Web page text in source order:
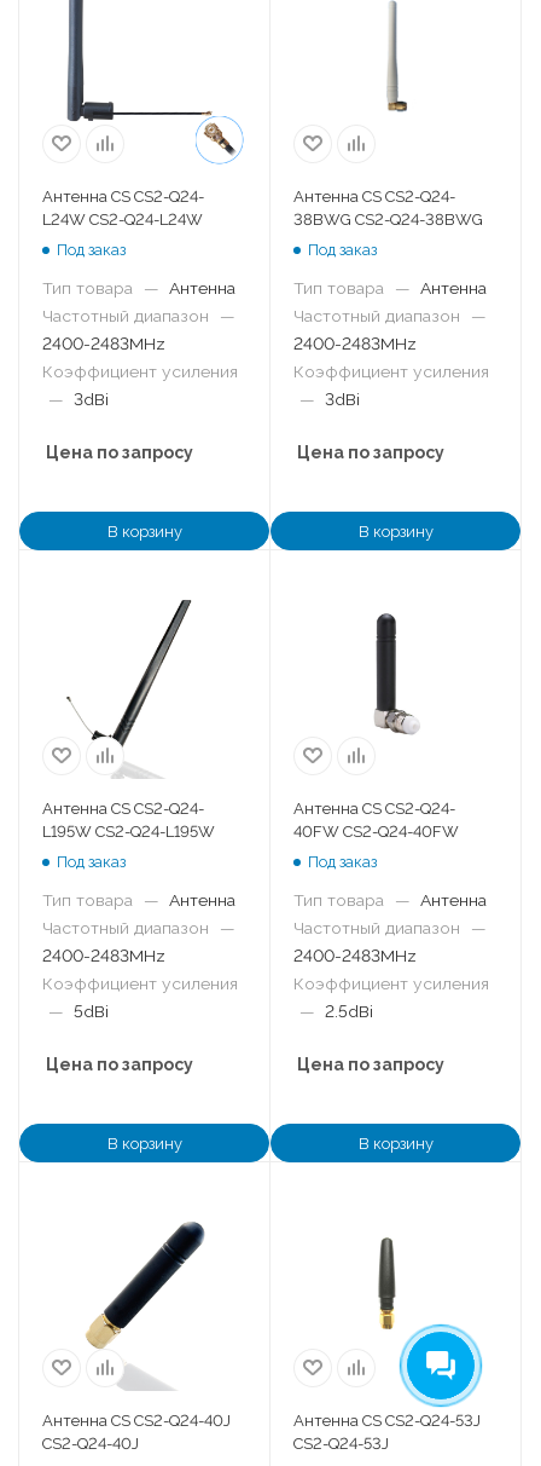
Антенна CS CS2-Q24-
L24W CS2-Q24-L24W
Под заказ
Тип товара — Антенна
Частотный диапазон
—
2400-2483MHz
Коэффициент усиления
— 3dBi
Цена по запросу
В корзину
Антенна CS CS2-Q24-
38BWG CS2-Q24-38BWG
Под заказ
Тип товара — Антенна
Частотный диапазон
—
2400-2483MHz
Коэффициент усиления
— 3dBi
Цена по запросу
В корзину
Антенна CS CS2-Q24-
L195W CS2-Q24-L195W
Под заказ
Тип товара — Антенна
Частотный диапазон
—
2400-2483MHz
Коэффициент усиления
— 5dBi
Цена по запросу
В корзину
Антенна CS CS2-Q24-
40FW CS2-Q24-40FW
Под заказ
Тип товара — Антенна
Частотный диапазон
—
2400-2483MHz
Коэффициент усиления
— 2.5dBi
Цена по запросу
В корзину
Антенна CS CS2-Q24-40J
CS2-Q24-40J
Антенна CS CS2-Q24-53J
CS2-Q24-53J